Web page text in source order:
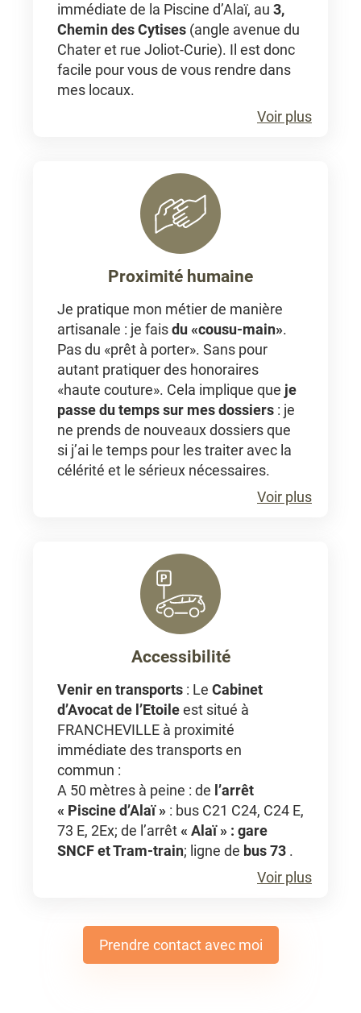
immédiate de la Piscine d’Alaï, au 3,
Chemin des Cytises (angle avenue du
Chater et rue Joliot-Curie). Il est donc
facile pour vous de vous rendre dans
mes locaux.
Voir plus
Proximité humaine
Je pratique mon métier de manière
artisanale : je faisdu «cousu-main».
Pas du «prêt à porter». Sans pour
autant pratiquer des honoraires
«haute couture». Cela implique que je
passe du temps sur mes dossiers : je
ne prends de nouveaux dossiers que
si j’ai le temps pour les traiter avec la
célérité et le sérieux nécessaires.
Voir plus
Accessibilité
Venir en transports : Le Cabinet
d’Avocat de l’Etoileest situé à
FRANCHEVILLE à proximité
immédiate des transports en
commun :
A 50 mètres à peine : de l’arrêt
« Piscine d’Alaï » : bus C21 C24, C24 E,
73 E, 2Ex; de l’arrêt« Alaï » : gare
SNCF et Tram-train; ligne de bus 73 .
Voir plus
Prendre contact avec moi